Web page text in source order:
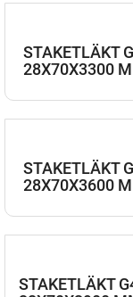
STAKETLÄKT
28X70X3300
STAKETLÄKT
28X70X3600
STAKETLÄKT